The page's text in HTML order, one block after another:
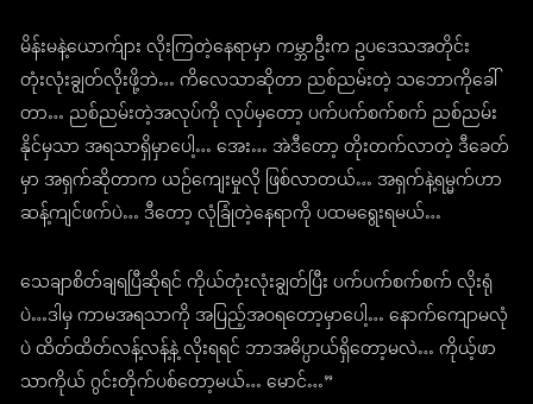
မိန်းမနဲ့ယောက်ျား လိုးကြတဲ့နေရာမှာ ကမ္ဘာဦးက ဥပဒေသအတိုင်း
တုံးလုံးချွတ်လိုးဖို့ဘဲ… ကိလေသာဆိုတာ ညစ်ညမ်းတဲ့ သဘောကိုခေါ်
တာ… ညစ်ညမ်းတဲ့အလုပ်ကို လုပ်မှတော့ ပက်ပက်စက်စက် ညစ်ညမ်း
နိုင်မှသာ အရသာရှိမှာပေါ့… အေး… အဲဒီတော့ တိုးတက်လာတဲ့ ဒီခေတ်
မှာ အရှက်ဆိုတာက ယဉ်ကျေးမှုလို ဖြစ်လာတယ်… အရှက်နဲ့ရမ္မက်ဟာ
ဆန့်ကျင်ဖက်ပဲ… ဒီတော့ လုံခြုံတဲ့နေရာကို ပထမရွေးရမယ်…
သေချာစိတ်ချရပြီဆိုရင် ကိုယ်တုံးလုံးချွတ်ပြီး ပက်ပက်စက်စက် လိုးရုံ
ပဲ…ဒါမှ ကာမအရသာကို အပြည့်အဝရတော့မှာပေါ့… နောက်ကျောမလုံ
ပဲ ထိတ်ထိတ်လန့်လန့်နဲ့ လိုးရရင် ဘာအဓိပ္ပာယ်ရှိတော့မလဲ… ကိုယ့်ဖာ
သာကိုယ် ဂွင်းတိုက်ပစ်တော့မယ်… မောင်…”